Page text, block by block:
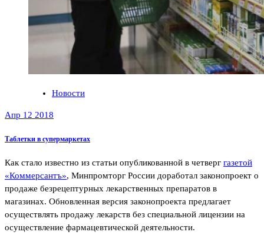
Новости
Апр 12 2018
Таблетки в супермаркетах
Как стало известно из статьи опубликованной в четверг газетой
«Коммерсантъ», Минпромторг России доработал законопроект о
продаже безрецептурных лекарственных препаратов в
магазинах. Обновленная версия законопроекта предлагает
осуществлять продажу лекарств без специальной лицензии на
осуществление фармацевтической деятельности.